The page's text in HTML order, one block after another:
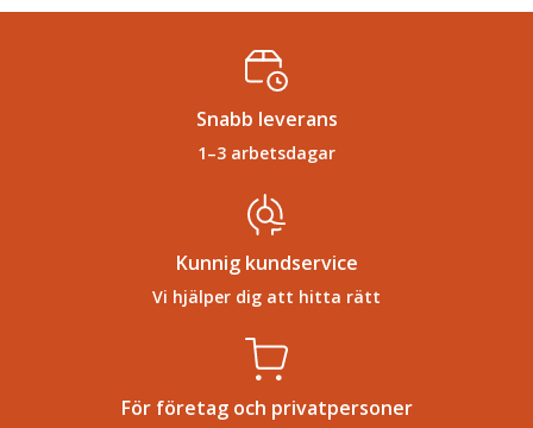
Snabb leverans
1–3 arbetsdagar
Kunnig kundservice
Vi hjälper dig att hitta rätt
För företag och privatpersoner